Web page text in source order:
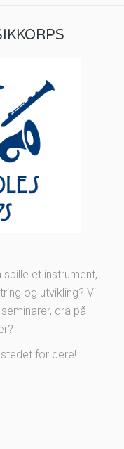
et instrument,
og utvikling? Vil
dra på
for dere!